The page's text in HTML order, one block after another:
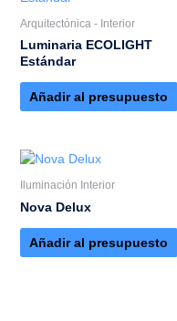
Arquitectónica - Interior
Luminaria ECOLIGHT
Estándar
Añadir al presupuesto
Iluminación Interior
Nova Delux
Añadir al presupuesto